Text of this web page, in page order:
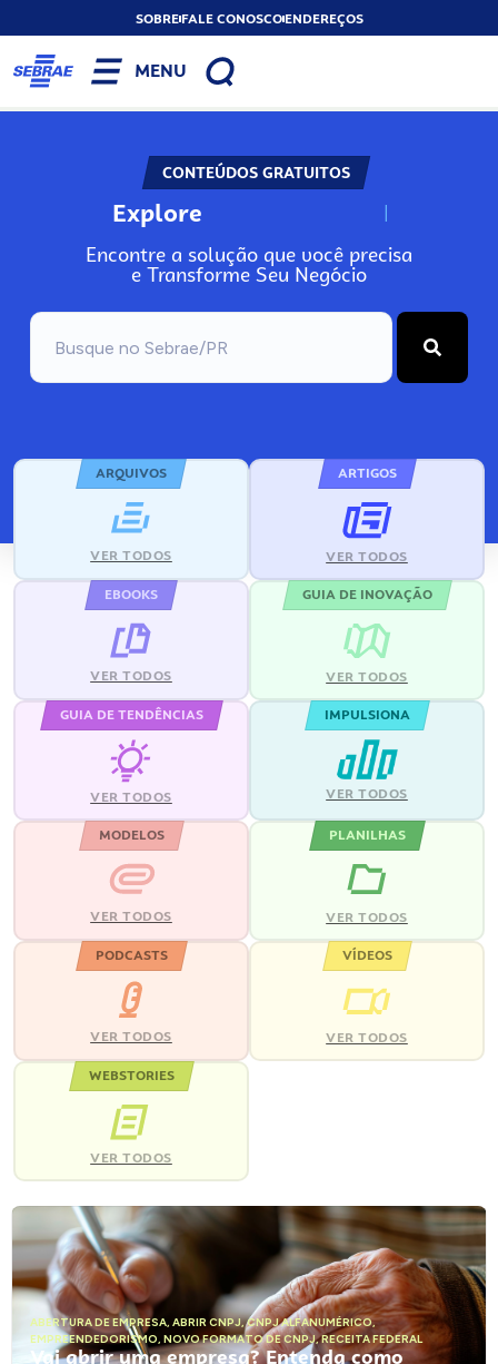
SOBREFALE CONOSCOENDEREÇOS
MENU
CONTEÚDOS GRATUITOS
Explore N
Encontre a solução que você precisa
e Transforme Seu Negócio
ARQUIVOS
VER TODOS
ARTIGOS
VER TODOS
EBOOKS
VER TODOS
GUIA DE INOVAÇÃO
VER TODOS
GUIA DE TENDÊNCIAS
VER TODOS
IMPULSIONA
VER TODOS
MODELOS
VER TODOS
PLANILHAS
VER TODOS
PODCASTS
VER TODOS
VÍDEOS
VER TODOS
WEBSTORIES
VER TODOS
ABERTURA DE EMPRESA, ABRIR CNPJ,CNPJ ALFANUMÉRICO,
EMPREENDEDORISMO, NOVO FORMATO DE CNPJ,RECEITA FEDERAL
Vai abrir uma empresa? Entenda como